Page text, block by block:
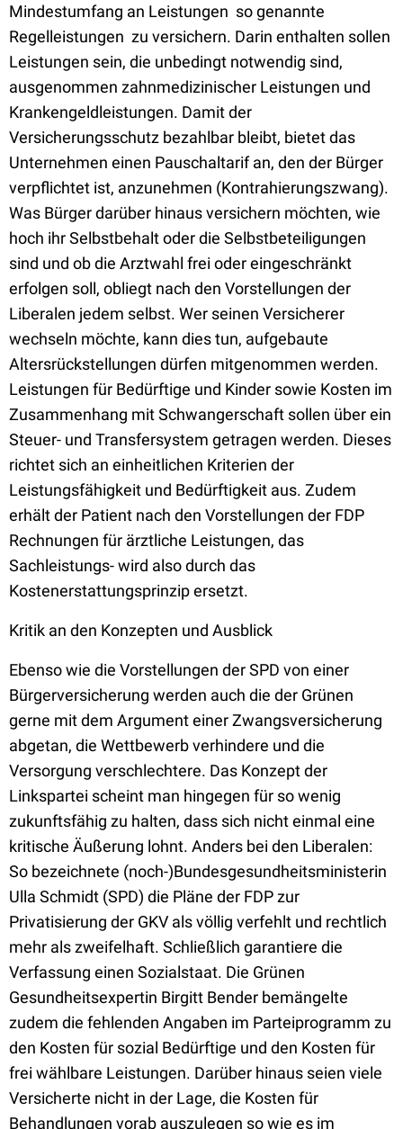
Mindestumfang an Leistungen  so genannte
Regelleistungen  zu versichern. Darin enthalten sollen
Leistungen sein, die unbedingt notwendig sind,
ausgenommen zahnmedizinischer Leistungen und
Krankengeldleistungen. Damit der
Versicherungsschutz bezahlbar bleibt, bietet das
Unternehmen einen Pauschaltarif an, den der Bürger
verpflichtet ist, anzunehmen (Kontrahierungszwang).
Was Bürger darüber hinaus versichern möchten, wie
hoch ihr Selbstbehalt oder die Selbstbeteiligungen
sind und ob die Arztwahl frei oder eingeschränkt
erfolgen soll, obliegt nach den Vorstellungen der
Liberalen jedem selbst. Wer seinen Versicherer
wechseln möchte, kann dies tun, aufgebaute
Altersrückstellungen dürfen mitgenommen werden.
Leistungen für Bedürftige und Kinder sowie Kosten im
Zusammenhang mit Schwangerschaft sollen über ein
Steuer- und Transfersystem getragen werden. Dieses
richtet sich an einheitlichen Kriterien der
Leistungsfähigkeit und Bedürftigkeit aus. Zudem
erhält der Patient nach den Vorstellungen der FDP
Rechnungen für ärztliche Leistungen, das
Sachleistungs- wird also durch das
Kostenerstattungsprinzip ersetzt.
Kritik an den Konzepten und Ausblick
Ebenso wie die Vorstellungen der SPD von einer
Bürgerversicherung werden auch die der Grünen
gerne mit dem Argument einer Zwangsversicherung
abgetan, die Wettbewerb verhindere und die
Versorgung verschlechtere. Das Konzept der
Linkspartei scheint man hingegen für so wenig
zukunftsfähig zu halten, dass sich nicht einmal eine
kritische Äußerung lohnt. Anders bei den Liberalen:
So bezeichnete (noch-)Bundesgesundheitsministerin
Ulla Schmidt (SPD) die Pläne der FDP zur
Privatisierung der GKV als völlig verfehlt und rechtlich
mehr als zweifelhaft. Schließlich garantiere die
Verfassung einen Sozialstaat. Die Grünen
Gesundheitsexpertin Birgitt Bender bemängelte
zudem die fehlenden Angaben im Parteiprogramm zu
den Kosten für sozial Bedürftige und den Kosten für
frei wählbare Leistungen. Darüber hinaus seien viele
Versicherte nicht in der Lage, die Kosten für
Behandlungen vorab auszulegen so wie es im